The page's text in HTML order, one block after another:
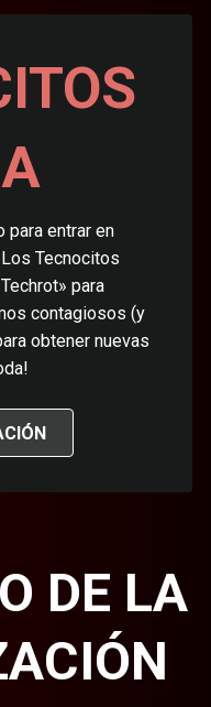
para entrar en
Tecnocitos
para
contagiosos (y
obtener nuevas
DE LA